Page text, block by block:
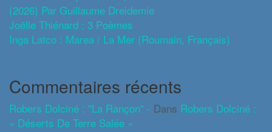
(2026) Par Guillaume Dreidemie
Joëlle Thiénard : 3 Poèmes
Inga Latco : Marea / La Mer (roumain, Français)
Commentaires récents
Robers Dolciné : "La Rançon" - Dans Robers Dolciné :
« Déserts De Terre Salée »